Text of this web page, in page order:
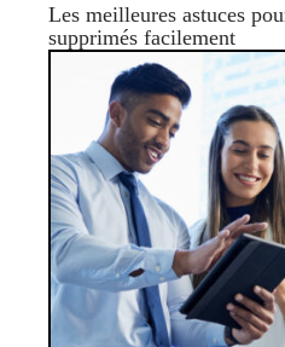
Les meilleures astuces
supprimés facilement